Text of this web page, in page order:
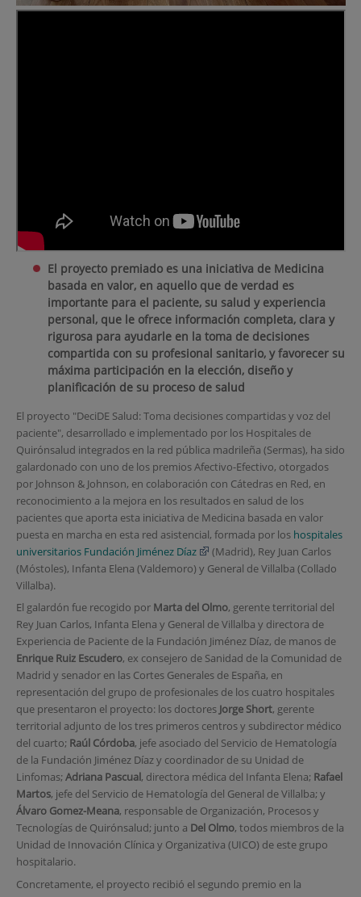
El proyecto premiado es una iniciativa de Medicina
basada en valor, en aquello que de verdad es
importante para el paciente, su salud y experiencia
personal, que le ofrece información completa, clara y
rigurosa para ayudarle en la toma de decisiones
compartida con su profesional sanitario, y favorecer su
máxima participación en la elección, diseño y
planificación de su proceso de salud
El proyecto "DeciDE Salud: Toma decisiones compartidas y voz del
paciente", desarrollado e implementado por los Hospitales de
Quirónsalud integrados en la red pública madrileña (Sermas), ha sido
galardonado con uno de los premios Afectivo-Efectivo, otorgados
por Johnson & Johnson, en colaboración con Cátedras en Red, en
reconocimiento a la mejora en los resultados en salud de los
pacientes que aporta esta iniciativa de Medicina basada en valor
puesta en marcha en esta red asistencial, formada por los hospitales
universitarios Fundación Jiménez Díaz
(Madrid), Rey Juan Carlos
(Móstoles), Infanta Elena (Valdemoro) y General de Villalba (Collado
Villalba).
El galardón fue recogido por Marta del Olmo, gerente territorial del
Rey Juan Carlos, Infanta Elena y General de Villalba y directora de
Experiencia de Paciente de la Fundación Jiménez Díaz, de manos de
Enrique Ruiz Escudero, ex consejero de Sanidad de la Comunidad de
Madrid y senador en las Cortes Generales de España, en
representación del grupo de profesionales de los cuatro hospitales
que presentaron el proyecto: los doctores Jorge Short, gerente
territorial adjunto de los tres primeros centros y subdirector médico
del cuarto; Raúl Córdoba, jefe asociado del Servicio de Hematología
de la Fundación Jiménez Díaz y coordinador de su Unidad de
Linfomas; Adriana Pascual, directora médica del Infanta Elena; Rafael
Martos, jefe del Servicio de Hematología del General de Villalba; y
Álvaro Gomez-Meana, responsable de Organización, Procesos y
Tecnologías de Quirónsalud; junto a Del Olmo, todos miembros de la
Unidad de Innovación Clínica y Organizativa (UICO) de este grupo
hospitalario.
Concretamente, el proyecto recibió el segundo premio en la